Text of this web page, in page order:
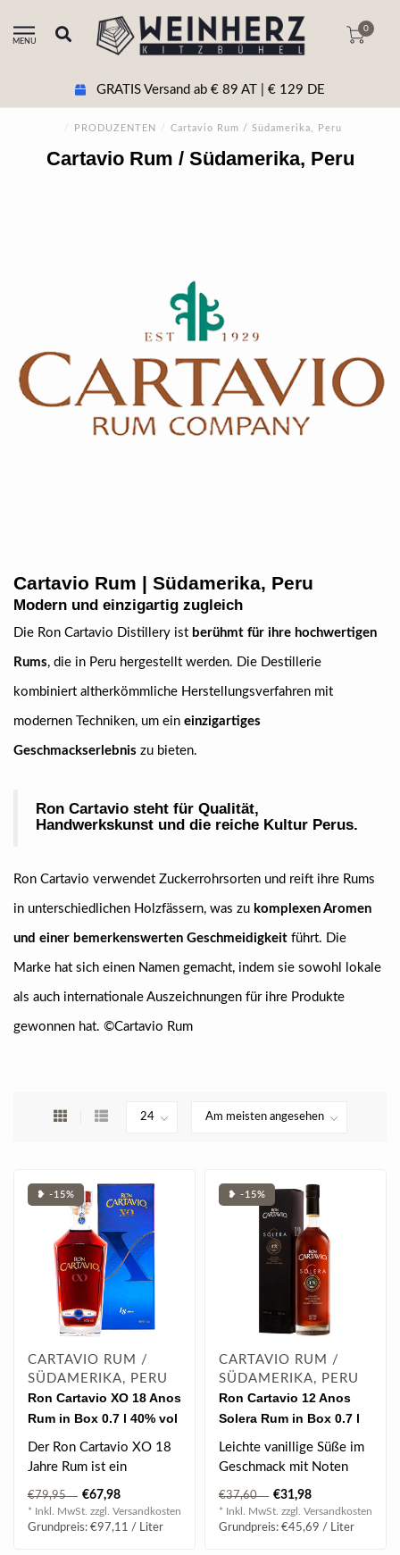
MENU
0
GRATIS Versand ab € 89 AT | € 129 DE
/ PRODUZENTEN / Cartavio Rum / Südamerika, Peru
Cartavio Rum / Südamerika, Peru
Cartavio Rum | Südamerika, Peru
Modern und einzigartig zugleich
Die Ron Cartavio Distillery ist berühmt für ihre hochwertigen
Rums, die in Peru hergestellt werden. Die Destillerie
kombiniert altherkömmliche Herstellungsverfahren mit
modernen Techniken, um ein einzigartiges
Geschmackserlebnis zu bieten.
Ron Cartavio steht für Qualität,
Handwerkskunst und die reiche Kultur Perus.
Ron Cartavio verwendet Zuckerrohrsorten und reift ihre Rums
in unterschiedlichen Holzfässern, was zu komplexen Aromen
und einer bemerkenswerten Geschmeidigkeit führt. Die
Marke hat sich einen Namen gemacht, indem sie sowohl lokale
als auch internationale Auszeichnungen für ihre Produkte
gewonnen hat. ©Cartavio Rum
❥ -15%
CARTAVIO RUM /
SÜDAMERIKA, PERU
Ron Cartavio XO 18 Anos
Rum in Box 0.7 l 40% vol
Der Ron Cartavio XO 18
Jahre Rum ist ein
bekannter Rum, der nicht
nur in seiner ..
€79,95 €67,98
* Inkl. MwSt. zzgl. Versandkosten
Grundpreis: €97,11 / Liter
❥ -15%
CARTAVIO RUM /
SÜDAMERIKA, PERU
Ron Cartavio 12 Anos
Solera Rum in Box 0.7 l
40% vol
Leichte vanillige Süße im
Geschmack mit Noten
von Muskatnuss...
€37,60 €31,98
* Inkl. MwSt. zzgl. Versandkosten
Grundpreis: €45,69 / Liter